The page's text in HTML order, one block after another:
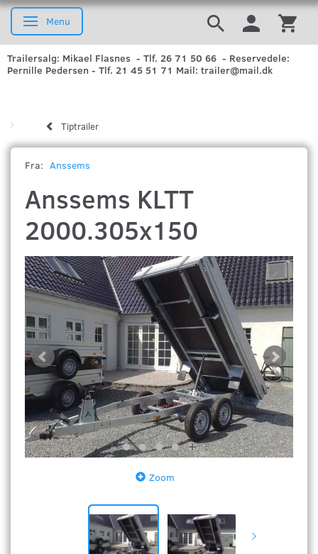
Skifte navigation
Menu
Trailersalg: Mikael Flasnes - Tlf. 26 71 50 66 - Reservedele:
Pernille Pedersen - Tlf. 21 45 51 71 Mail: trailer@mail.dk
Tiptrailer
Fra: Anssems
Anssems KLTT
2000.305x150
Zoom